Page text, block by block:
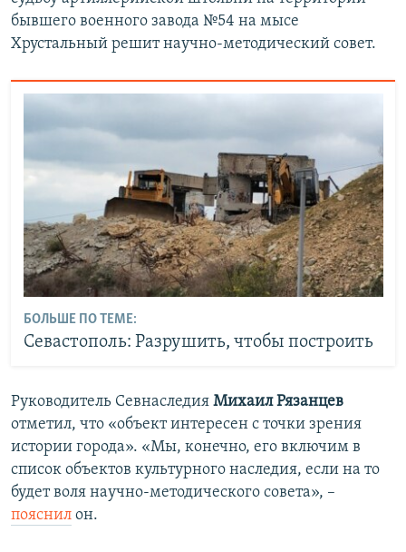
бывшего военного завода №54 на мысе
Хрустальный решит научно-методический совет.
БОЛЬШЕ ПО ТЕМЕ:
Севастополь: Разрушить, чтобы построить
Руководитель Севнаследия Михаил Рязанцев
отметил, что «объект интересен с точки зрения
истории города». «Мы, конечно, его включим в
список объектов культурного наследия, если на то
будет воля научно-методического совета», –
пояснил он.